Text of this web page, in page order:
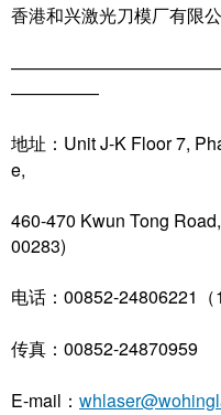
香港和兴激光刀模厂有限
—————
地址：Unit J-K Floor 7,
e,
460-470 Kwun Tong
00283)
电话：00852-24806221（
传真：00852-24870959
E-mail：